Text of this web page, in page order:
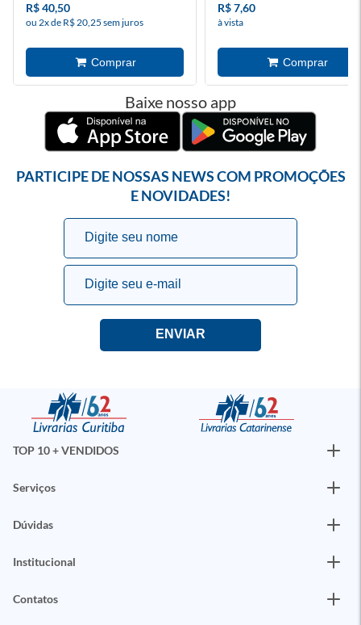
R$ 40,50
ou 2x de R$ 20,25 sem juros
R$ 7,60
à vista
Baixe nosso app
PARTICIPE DE NOSSAS NEWS COM PROMOÇÕES
E NOVIDADES!
TOP 10 + VENDIDOS
Serviços
Dúvidas
Institucional
Contatos